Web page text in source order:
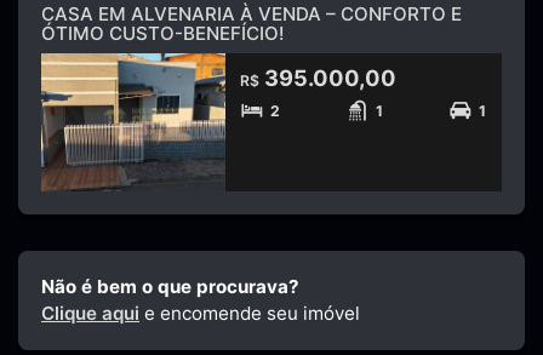
CASA EM ALVENARIA À VENDA – CONFORTO E
ÓTIMO CUSTO-BENEFÍCIO!
R$ 395.000,00
2 1 1
Não é bem o que procurava?
Clique aqui e encomende seu imóvel